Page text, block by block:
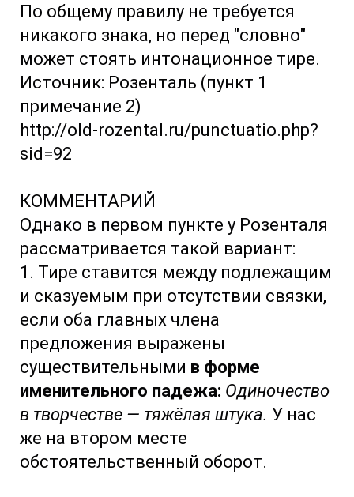
По общему правилу не требуется
никакого знака, но перед "словно"
может стоять интонационное тире.
Источник: Розенталь (пункт 1
примечание 2)
http://old-rozental.ru/punctuatio.php?
sid=92
КОММЕНТАРИЙ
Однако в первом пункте у Розенталя
рассматривается такой вариант:
1. Тире ставится между подлежащим
и сказуемым при отсутствии связки,
если оба главных члена
предложения выражены
существительными в форме
именительного падежа: Одиночество
в творчестве — тяжёлая штука. У нас
же на втором месте
обстоятельственный оборот.